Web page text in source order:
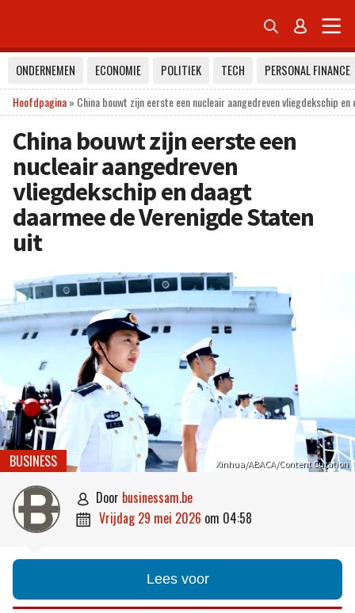
 
ONDERNEMEN ECONOMIE POLITIEK TECH
PERSONAL FINANCE
Hoofdpagina» China bouwt zijn eerste een nucleair aangedreven vliegdekschip
China bouwt zijn eerste een
nucleair aangedreven
vliegdekschip en daagt
daarmee de Verenigde Staten
uit
Xinhua/ABACA/Content Curation
BUSINESS
 door businessam.be
 vrijdag 29 mei 2026 om 04:58
Lees voor